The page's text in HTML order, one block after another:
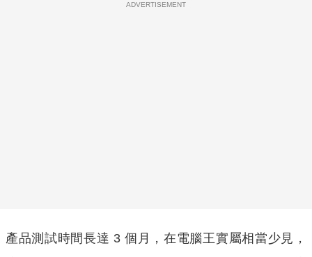
ADVERTISEMENT
產品測試時間長達 3 個月，在電腦王實屬相當少見，